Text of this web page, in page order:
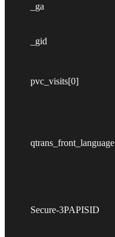
_ga
_gid
pvc_visits[0]
qtrans_front_language
Secure-3PAPISID